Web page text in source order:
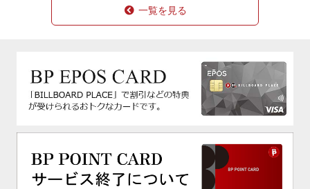
一覧を見る